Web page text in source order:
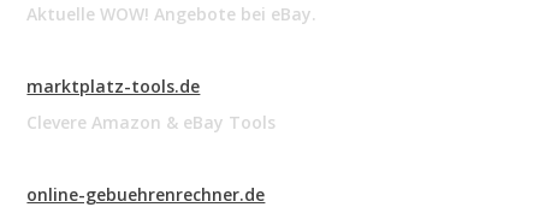
Aktuelle WOW! Angebote bei eBay.
marktplatz-tools.de
Clevere Amazon & eBay Tools
online-gebuehrenrechner.de